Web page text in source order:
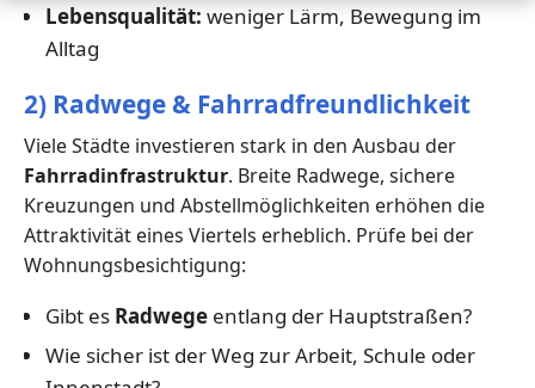
Lebensqualität: weniger Lärm, Bewegung im
Alltag
2) Radwege & Fahrradfreundlichkeit
Viele Städte investieren stark in den Ausbau der
Fahrradinfrastruktur. Breite Radwege, sichere
Kreuzungen und Abstellmöglichkeiten erhöhen die
Attraktivität eines Viertels erheblich. Prüfe bei der
Wohnungsbesichtigung:
Gibt es Radwegeentlang der Hauptstraßen?
Wie sicher ist der Weg zur Arbeit, Schule oder